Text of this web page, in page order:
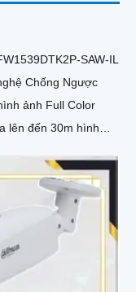
SAW-IL
Chống Ngược
ảnh Full Color
lên đến 30m hình